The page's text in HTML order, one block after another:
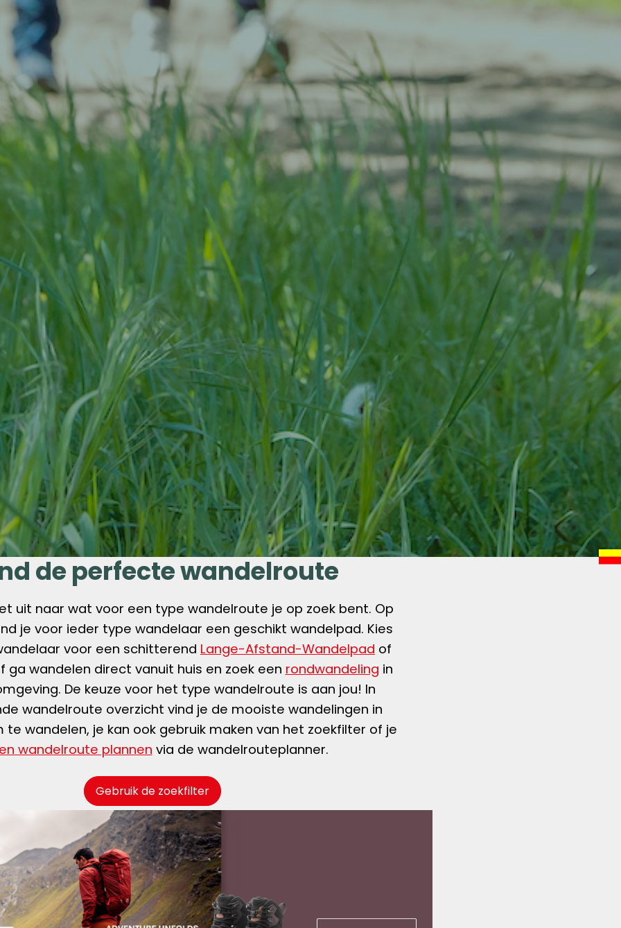
de perfecte wandelroute
uit naar wat voor een type wandelroute je op zoek bent. Op
je voor ieder type wandelaar een geschikt wandelpad. Kies
voor een schitterend Lange-Afstand-Wandelpad of
ga wandelen direct vanuit huis en zoek een rondwandeling in
De keuze voor het type wandelroute is aan jou! In
wandelroute overzicht vind je de mooiste wandelingen in
te wandelen, je kan ook gebruik maken van het zoekfilter of je
wandelroute plannen via de wandelrouteplanner.
Gebruik de zoekfilter